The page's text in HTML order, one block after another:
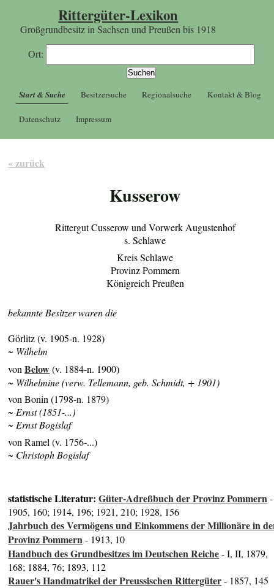
Rittergüter-Lexikon
Großgrundbesitz in Sachsen und Preußen bis 1918
Ort:
Start & Suche Besitzersuche Regionalsuche Kontakt & Blog
Datenschutz Impressum
« zurück
Kusserow
Rittergut Cusserow und Vorwerk Augustenhof
s. Schlawe
Kreis Schlawe
Provinz Pommern
Königreich Preußen
bekannte Besitzer waren die
Görlitz (v. 1905-n. 1928)
~ Wilhelm
vonBelow(v. 1884-n. 1900)
~ Wilhelmine (verw. Tellemann, geb. Schmidt, + 1901)
von Bonin (1798-n. 1879)
~ Ernst (1851-...)
~ Ernst Bogislaf
von Ramel (v. 1756-...)
~ Christoph Bogislaf
statistische Literatur:Güter-Adreßbuch der Provinz Pommern-
1905, 160; 1914, 196; 1921, 210; 1928, 156
Jahrbuch des Vermögens und Einkommens der Millionäre in
Provinz Pommern- 1913, 10
Handbuch des Grundbesitzes im Deutschen Reiche- I, II, 1879,
168; 1884, 76; 1893, 112
Rauer's Handmatrikel der Preussischen Rittergüter- 1857, 145